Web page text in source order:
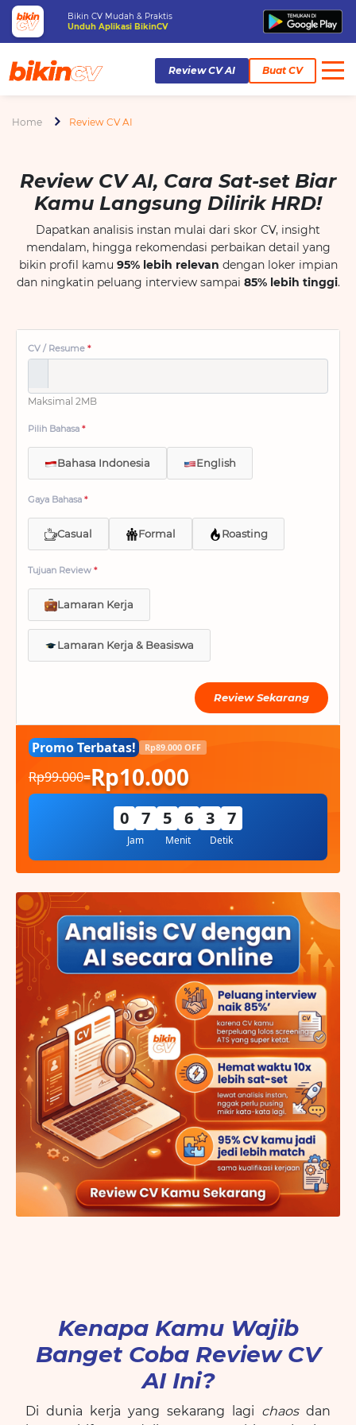
Bikin CV Mudah & Praktis
Unduh Aplikasi BikinCV
Review CV AI Buat CV
Home Review CV AI
Review CV AI, Cara Sat-set Biar
Kamu Langsung Dilirik HRD!
Dapatkan analisis instan mulai dari skor CV, insight
mendalam, hingga rekomendasi perbaikan detail yang
bikin profil kamu 95% lebih relevan dengan loker impian
dan ningkatin peluang interview sampai 85% lebih tinggi.
CV / Resume *
Maksimal 2MB
Pilih Bahasa *
Bahasa Indonesia English
Gaya Bahasa *
Casual Formal Roasting
Tujuan Review *
Lamaran Kerja
Lamaran Kerja & Beasiswa
Review Sekarang
Promo Terbatas! Rp89.000 OFF
Rp99.000=Rp10.000
0 7
Jam
5 6
Menit
3 6
Detik
Kenapa Kamu Wajib
Banget Coba Review CV
AI Ini?
Di dunia kerja yang sekarang lagi chaosdan